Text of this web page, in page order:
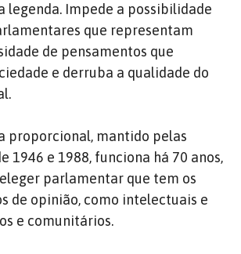
legenda. Impede a possibilidade
que representam
de pensamentos que
e derruba a qualidade do
proporcional, mantido pelas
1946 e 1988, funciona há 70 anos,
parlamentar que tem os
de opinião, como intelectuais e
e comunitários.